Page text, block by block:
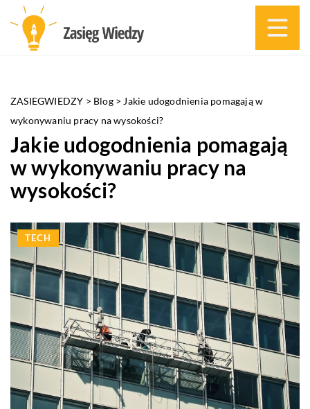
ZASIEGWIEDZY > Blog> Jakie udogodnienia pomagają w
wykonywaniu pracy na wysokości?
Jakie udogodnienia pomagają
w wykonywaniu pracy na
wysokości?
TECH